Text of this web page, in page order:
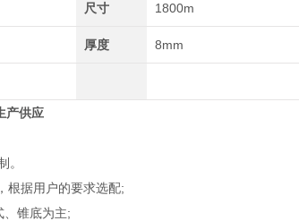
尺寸 1800m
厚度 8mm
产供应
。
根据用户的要求选配;
、锥底为主;